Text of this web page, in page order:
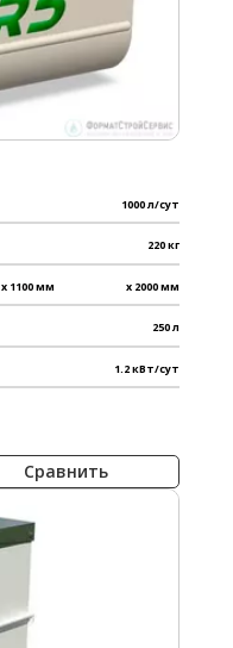
1000 л/сут
220 кг
x 1100 мм x 2000 мм
250 л
1.2 кВт/сут
Сравнить